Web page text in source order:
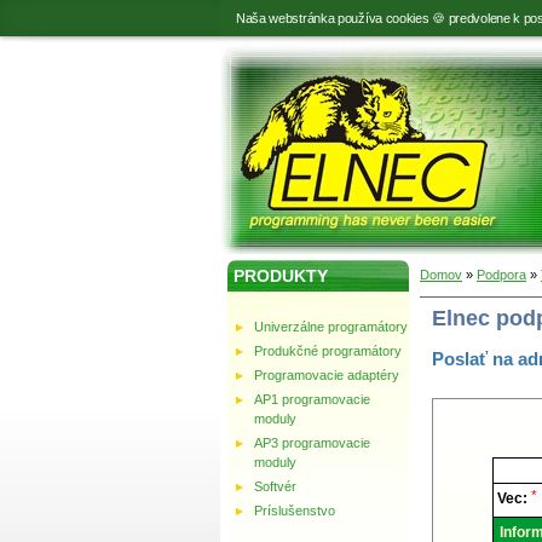
Naša webstránka používa cookies 🍪 predvolene k
PRODUKTY
Univerzálne programátory
Produkčné programátory
Programovacie adaptéry
AP1 programovacie
moduly
AP3 programovacie
moduly
Softvér
Príslušenstvo
Domov » Podpora »
Elnec
Poslať na
Elnec
podpora.
Vec: *